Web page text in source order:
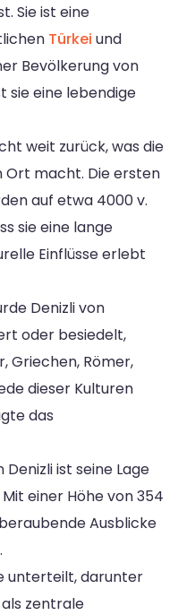
Sie ist eine
Türkei und
Bevölkerung von
sie eine lebendige
weit zurück, was die
Ort macht. Die ersten
auf etwa 4000 v.
sie eine lange
Einflüsse erlebt
Denizli von
oder besiedelt,
Griechen, Römer,
dieser Kulturen
das
ist seine Lage
einer Höhe von 354
Ausblicke
unterteilt, darunter
zentrale